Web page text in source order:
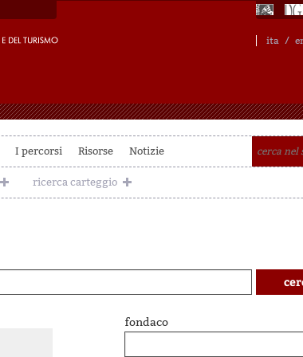
ita /
I percorsi Risorse Notizie
ricerca carteggio
fondaco